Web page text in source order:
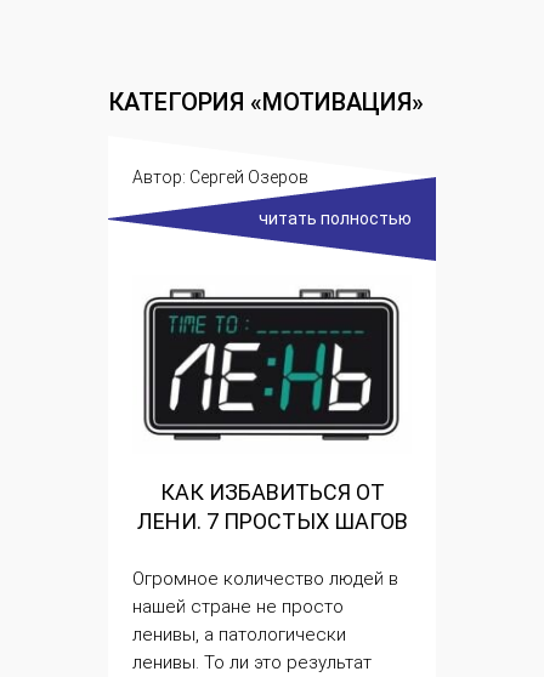
КАТЕГОРИЯ «МОТИВАЦИЯ»
Автор: Сергей Озеров
читать полностью
КАК ИЗБАВИТЬСЯ ОТ
ЛЕНИ. 7 ПРОСТЫХ ШАГОВ
Огромное количество людей в
нашей стране не просто
ленивы, а патологически
ленивы. То ли это результат